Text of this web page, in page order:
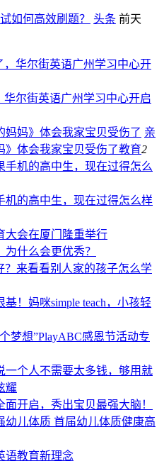
如何高效刷题？
头条 前天
华尔街英语广州学习中心开启
亲
》体会我家宝贝受伤了教育2
机的高中生，现在过得怎么样
大会在厦门隆重举行
什么会更优秀？
？来看看别人家的孩子怎么学
！妈咪simple teach，小孩轻
梦想”PlayABC感恩节活动专
一个人不需要太多钱，够用就
耀
开启，秀出宝贝最强大脑！
幼儿体质 首届幼儿体质健康高
语教育新理念